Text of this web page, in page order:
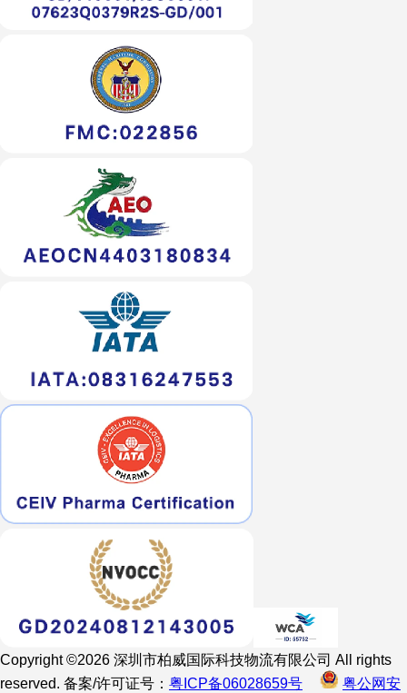
Copyright ©2026 深圳市柏威国际科技物流有限公司 All rights
reserved. 备案/许可证号： 粤ICP备06028659号
粤公网安